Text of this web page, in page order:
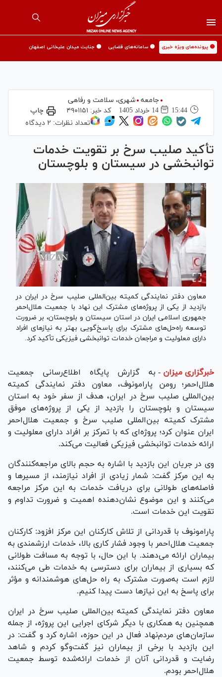
🟡 پرونده‌های ویژه خبری 🟡 سامانه‌های قضایی 🟡 جنایت میدان علیخانی اصفهان
جامعه
شهری،‌ سلامت و رفاهی
15:44
14 خرداد 1405 کد خبر: ۴۹۰۱۱۵۱
چاپ
تعداد نظرات: ۲ دیدگاه
تأکید صلیب سرخ بر تقویت خدمات
توانبخشی در سیستان و بلوچستان
معاون دفتر نمایندگی کمیته بین‌المللی صلیب سرخ در ایران در
بازدید از یکی از پروژه‌های مشترک این نهاد با جمعیت هلال‌احمر
جمهوری اسلامی ایران در استان سیستان و بلوچستان، بر ضرورت
توسعه راه‌حل‌های مشترک برای پاسخ‌گویی بهتر به نیاز‌های افراد
دارای معلولیت و مراجعان خدمات توانبخشی فیزیکی تأکید کرد.
خبرگزاری میزان - به گزارش پایگاه اطلاع‌رسانی جمعیت
هلال‌احمر؛ رومن پارامونوف، معاون دفتر نمایندگی کمیته
بین‌المللی صلیب سرخ در ایران، هدف از سفر خود به استان
سیستان و بلوچستان را بازدید از یکی از پروژه‌های موفق
مشترک کمیته بین‌المللی صلیب سرخ و جمعیت هلال‌احمر
ایران عنوان کرد؛ پروژه‌ای که با تمرکز بر افراد دارای معلولیت و
ارائه خدمات توانبخشی فیزیکی فعالیت می‌کند.
وی در جریان این بازدید با اشاره به حجم بالای مراجعه‌کنندگان
به این مرکز گفت: شمار زیادی از افراد نیازمند، از مسیر‌ها و
فاصله‌های طولانی برای دریافت خدمات به این مرکز مراجعه
می‌کنند و این موضوع نشان‌دهنده اهمیت و ضرورت تداوم و
تقویت این خدمات است.
پارامونوف با قدردانی از تلاش کارکنان این مرکز افزود: کارکنان
جمعیت هلال‌احمر با وجود فشار کاری بالا، خدمات ارزشمندی به
بیماران ارائه می‌دهند. با این حال، با توجه به مسافت طولانی
که بسیاری از بیماران برای دسترسی به خدمات طی می‌کنند،
لازم است به‌صورت مشترک به راه حل‌های هوشمندانه و مؤثر
برای پاسخ به این نیاز‌ها دست پیدا کنیم.
معاون دفتر نمایندگی کمیته بین‌المللی صلیب سرخ در ایران
همچنین به همکاری با دیگر شرکای اجرایی این پروژه، از جمله
سازمان‌های مردم‌نهاد فعال در این حوزه، اشاره کرد و گفت: در
این بازدید با برخی از بیماران نیز گفت‌و‌گو کردم و شاهد
رضایت و قدردانی آنان از خدمات ارائه‌شده توسط جمعیت
هلال‌احمر بودم.